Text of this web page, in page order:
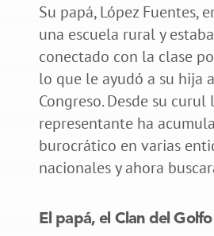
Su papá, López Fuentes,
una escuela rural y
conectado con la clase
lo que le ayudó a su hija
Congreso. Desde su curul
representante ha
burocrático en varias
nacionales y ahora
El papá, el Clan del